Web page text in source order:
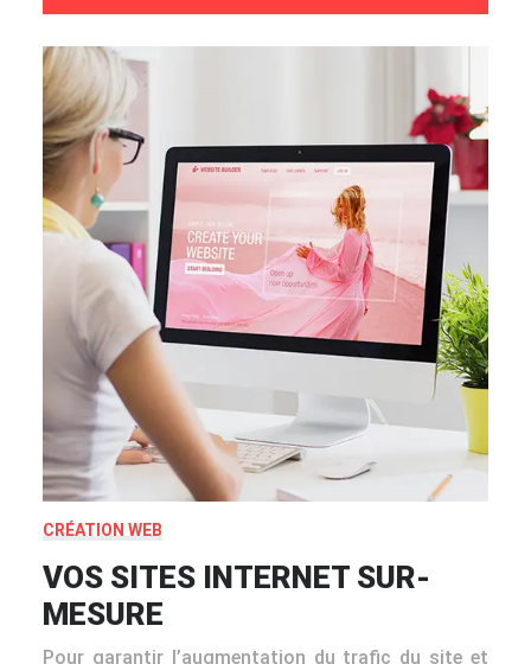
CRÉATION WEB
VOS SITES INTERNET SUR-
MESURE
Pour garantir l’augmentation du trafic du site et